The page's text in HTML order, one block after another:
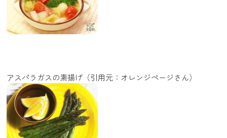
アスパラガスの素揚げ（引用元：オレンジページさん）